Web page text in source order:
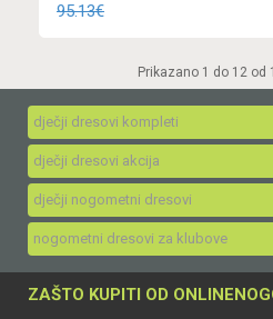
95.13€
Prikazano 1 do 12 od
dječji dresovi kompleti
dječji dresovi akcija
dječji nogometni dresovi
nogometni dresovi za klubove
ZAŠTO KUPITI OD